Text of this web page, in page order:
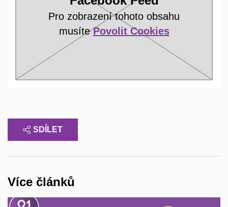
Pro zobrazení tohoto obsahu
musítePovolit Cookies
SDÍLET
Více článků